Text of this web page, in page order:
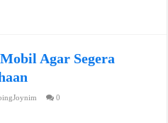
Agar Segera
0